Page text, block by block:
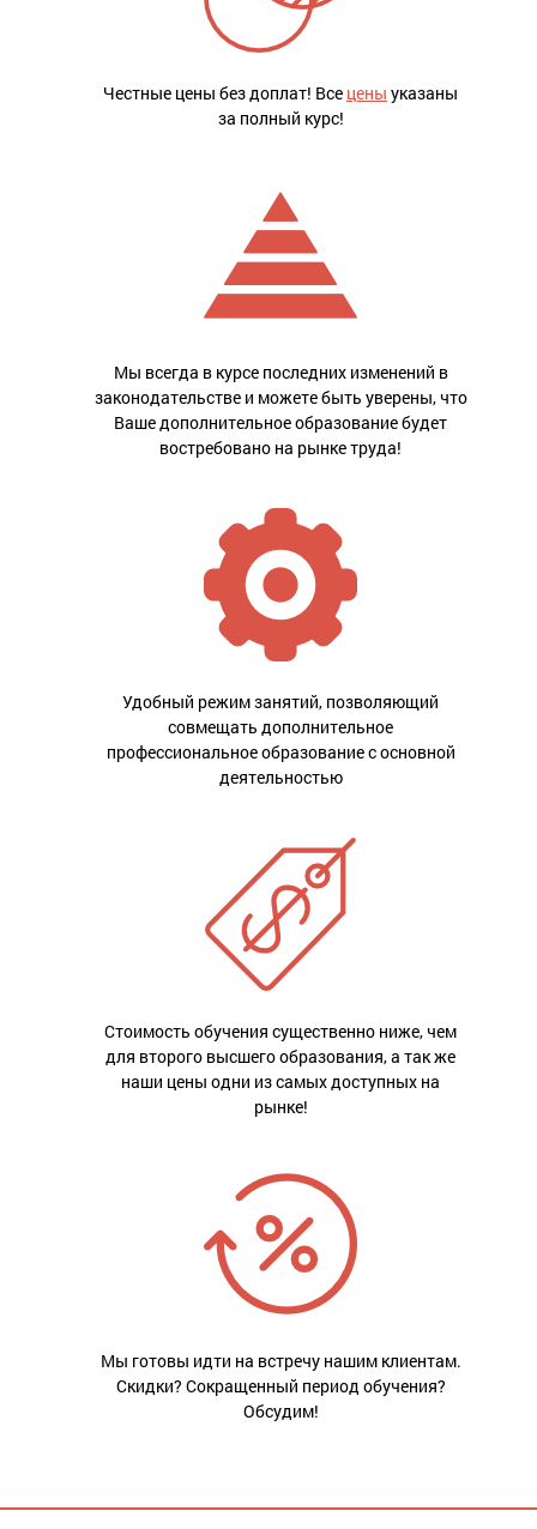
Честные цены без доплат! Все цены указаны
за полный курс!
Мы всегда в курсе последних изменений в
законодательстве и можете быть уверены, что
Ваше дополнительное образование будет
востребовано на рынке труда!
Удобный режим занятий, позволяющий
совмещать дополнительное
профессиональное образование с основной
деятельностью
Стоимость обучения существенно ниже, чем
для второго высшего образования, а так же
наши цены одни из самых доступных на
рынке!
Мы готовы идти на встречу нашим клиентам.
Скидки? Сокращенный период обучения?
Обсудим!